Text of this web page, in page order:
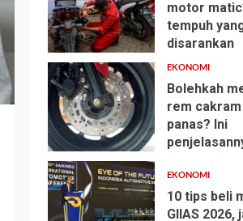
2
motor
tempuh
disarankan
3
EKONOMI
Bolehkah
rem cakram
panas? Ini
EKONOMI
10 tips beli
GIIAS 2026,